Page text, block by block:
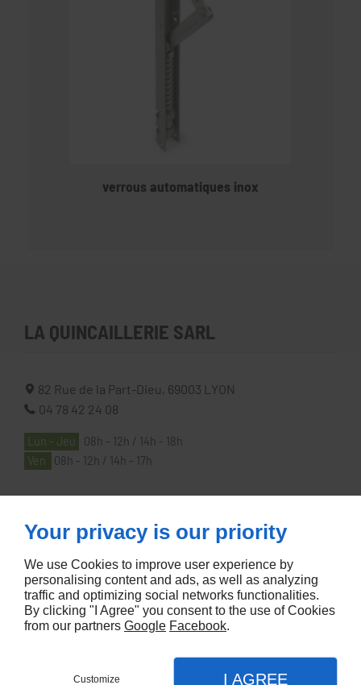
verrous automatiques inox
LA QUINCAILLERIE SARL
82 Rue de la Part-Dieu, 69003
LYON
04 78 42 24 08
Lun - Jeu
08h - 12h / 14h - 18h
Ven
08h - 12h / 14h - 17h
Accueil
Contactez-nous
Mentions légales
Plan du site
Your privacy is our priority
We use Cookies to improve user experience by
personalising content and ads, as well as analyzing
traffic and optimizing social networks functionalities.
By clicking "I Agree" you consent to the use of Cookies
from our partners Google Facebook.
Customize I AGREE